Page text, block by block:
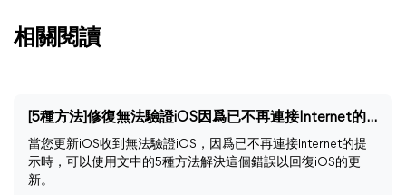
相關閱讀
[5種方法]修復無法驗證iOS因爲已不再連接Internet的問題
當您更新iOS收到無法驗證iOS，因爲已不再連接Internet的提
示時，可以使用文中的5種方法解決這個錯誤以回復iOS的更
新。